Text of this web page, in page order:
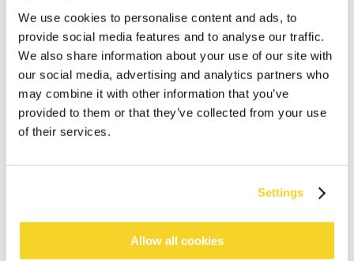
We use cookies to personalise content and ads, to
provide social media features and to analyse our traffic.
We also share information about your use of our site with
our social media, advertising and analytics partners who
may combine it with other information that you’ve
provided to them or that they’ve collected from your use
of their services.
Settings
Allow all cookies
Bestellingen die op werkdagen vóór 12:00 uur
worden geplaatst, worden dezelfde dag verzonden
Gratis verzending voor orders boven € 50,- binnen
NL
Binnen 30 dagen retourneren
Warme voering van imitatie teddybont